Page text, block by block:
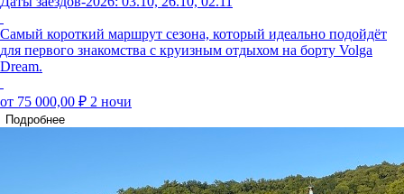
Самый короткий маршрут сезона, который идеально подойдёт
для первого знакомства с круизным отдыхом на борту Volga
Dream.
от 75 000,00 ₽ 2 ночи
Подробнее